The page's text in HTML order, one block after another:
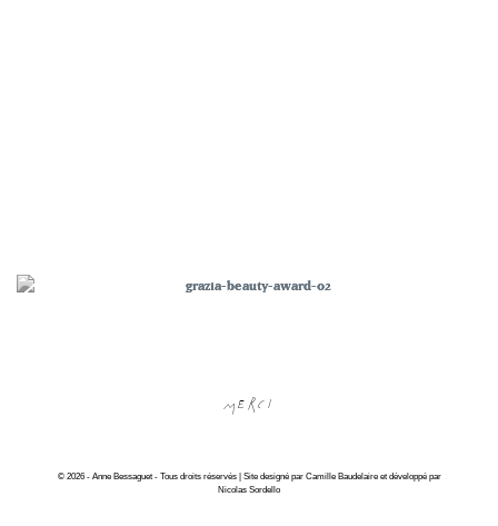
MERCI
© 2026 - Anne Bessaguet - Tous droits réservés | Site designé par Camille Baudelaire et développé par
Nicolas Sordello